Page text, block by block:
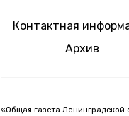
Контактная
Архив
«Общая газета Ленинградской